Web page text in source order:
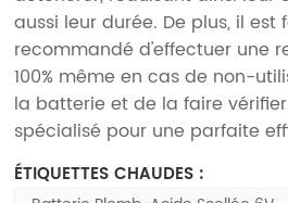
aussi leur durée. De plus, il est
recommandé d'effectuer une
100% même en cas de non-
la batterie et de la faire
spécialisé pour une parfaite
ÉTIQUETTES CHAUDES :